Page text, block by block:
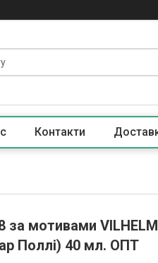
Контакти
мотивами VILHELM
Поллі) 40 мл. ОПТ